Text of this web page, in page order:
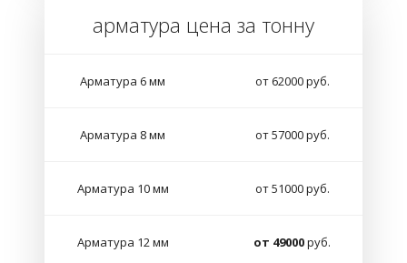
арматура цена за тонну
Арматура 6 мм от 62000 руб.
Арматура 8 мм от 57000 руб.
Арматура 10 мм от 51000 руб.
Арматура 12 мм от 49000руб.